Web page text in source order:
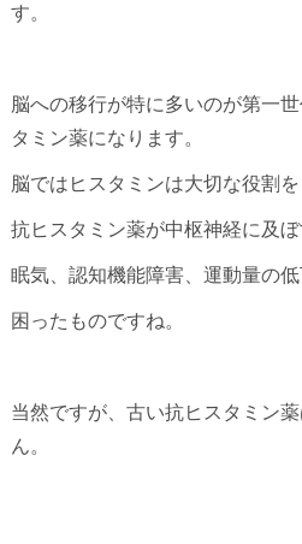
す。
脳への移行が特に多いのが第一
タミン薬になります。
脳ではヒスタミンは大切な役割を
抗ヒスタミン薬が中枢神経に及
眠気、認知機能障害、運動量の
困ったものですね。
当然ですが、古い抗ヒスタミン
ん。